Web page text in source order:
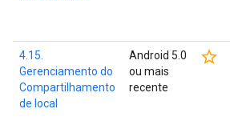
4.15.
Gerenciamento do
Compartilhamento
de local
Android 5.0
ou mais
recente
star_border